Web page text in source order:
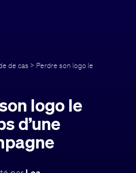
de cas > Perdre son logo le
logo le
d’une